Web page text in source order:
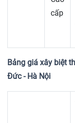
cấp
Bảng giá xây biệt
Đức - Hà Nội